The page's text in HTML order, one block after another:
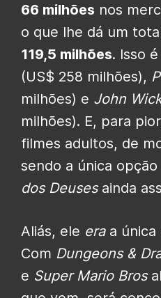
66 milhões nos
o que lhe dá um
119,5 milhões. Isso
(US$ 258 milhões),
milhões) e John
milhões). E, para
filmes adultos, de
sendo a única
dos Deusesainda
Aliás, ele eraa única
Com Dungeons &
e Super Mario Bros